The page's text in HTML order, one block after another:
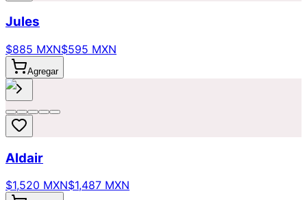
Jules
$885 MXN$595 MXN
Agregar
Aldair
$1,520 MXN$1,487 MXN